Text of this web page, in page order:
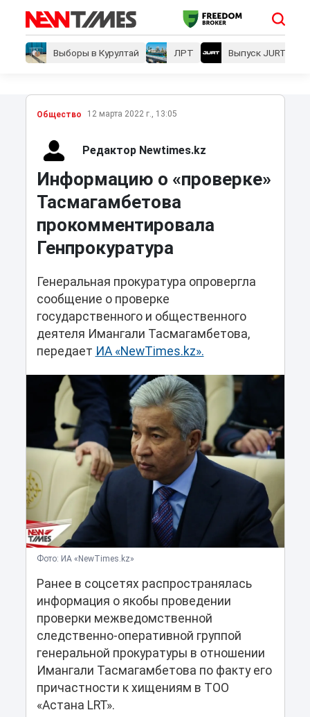
Выборы в Курултай ЛРТ Выпуск JURT
Общество 12 марта 2022 г., 13:05
Редактор Newtimes.kz
Информацию о «проверке»
Тасмагамбетова
прокомментировала
Генпрокуратура
Генеральная прокуратура опровергла
сообщение о проверке
государственного и общественного
деятеля Имангали Тасмагамбетова,
передает ИА «NewTimes.kz».
Фото: ИА «NewTimes.kz»
Ранее в соцсетях распространялась
информация о якобы проведении
проверки межведомственной
следственно-оперативной группой
генеральной прокуратуры в отношении
Имангали Тасмагамбетова по факту его
причастности к хищениям в ТОО
«Астана LRT».